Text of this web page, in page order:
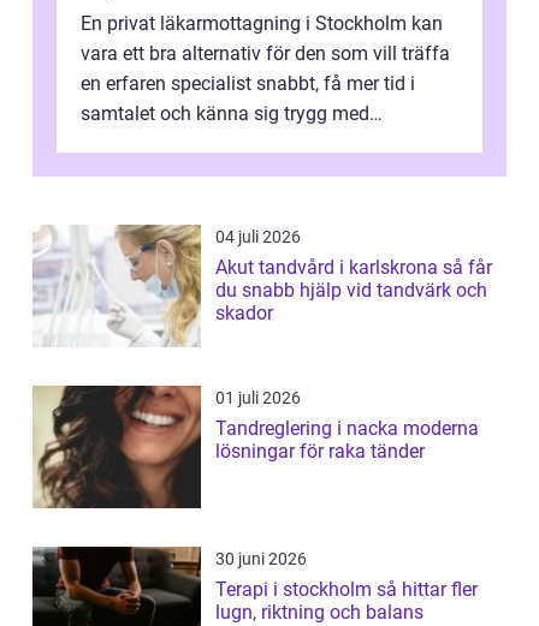
En privat läkarmottagning i Stockholm kan
vara ett bra alternativ för den som vill träffa
en erfaren specialist snabbt, få mer tid i
samtalet och känna sig trygg med
04 juli 2026
Akut tandvård i karlskrona så får
du snabb hjälp vid tandvärk och
skador
01 juli 2026
Tandreglering i nacka moderna
lösningar för raka tänder
30 juni 2026
Terapi i stockholm så hittar fler
lugn, riktning och balans